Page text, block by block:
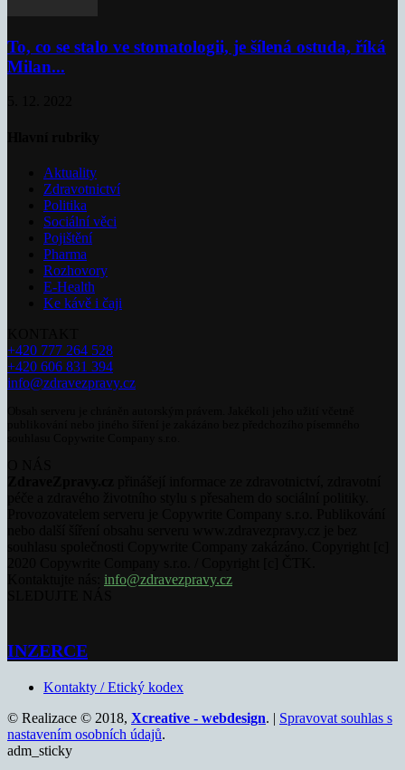
To, co se stalo ve stomatologii, je šílená ostuda, říká
Milan...
Aktuality
Zdravotnictví
Politika
Sociální věci
Pojištění
Pharma
Rozhovory
E-Health
Ke kávě i čaji
+420 777 264 528
+420 606 831 394
info@zdravezpravy.cz
info@zdravezpravy.cz
INZERCE
Kontakty / Etický kodex
© Realizace © 2018, Xcreative - webdesign. | Spravovat souhlas s
nastavením osobních údajů.
adm_sticky